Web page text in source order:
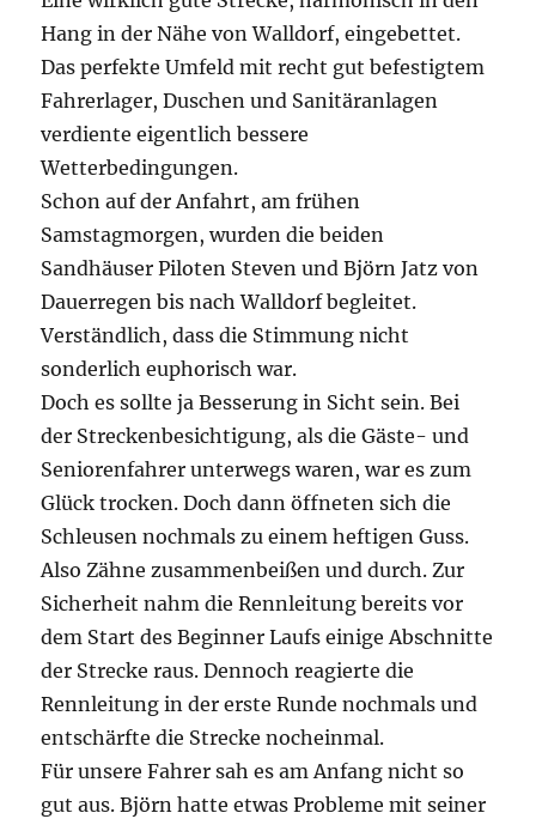
Hang in der Nähe von Walldorf, eingebettet.
Das perfekte Umfeld mit recht gut befestigtem
Fahrerlager, Duschen und Sanitäranlagen
verdiente eigentlich bessere
Wetterbedingungen.
Schon auf der Anfahrt, am frühen
Samstagmorgen, wurden die beiden
Sandhäuser Piloten Steven und Björn Jatz von
Dauerregen bis nach Walldorf begleitet.
Verständlich, dass die Stimmung nicht
sonderlich euphorisch war.
Doch es sollte ja Besserung in Sicht sein. Bei
der Streckenbesichtigung, als die Gäste- und
Seniorenfahrer unterwegs waren, war es zum
Glück trocken. Doch dann öffneten sich die
Schleusen nochmals zu einem heftigen Guss.
Also Zähne zusammenbeißen und durch. Zur
Sicherheit nahm die Rennleitung bereits vor
dem Start des Beginner Laufs einige Abschnitte
der Strecke raus. Dennoch reagierte die
Rennleitung in der erste Runde nochmals und
entschärfte die Strecke nocheinmal.
Für unsere Fahrer sah es am Anfang nicht so
gut aus. Björn hatte etwas Probleme mit seiner